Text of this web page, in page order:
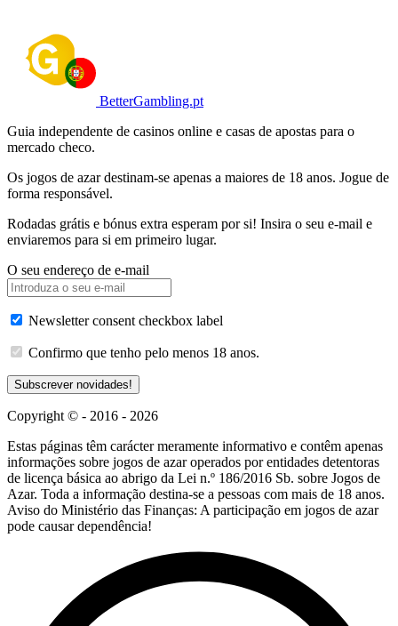
BetterGambling.pt
Guia independente de casinos online e casas de apostas para o
mercado checo.
Os jogos de azar destinam-se apenas a maiores de 18 anos. Jogue de
forma responsável.
Rodadas grátis e bónus extra esperam por si! Insira o seu e‑mail e
enviaremos para si em primeiro lugar.
O seu endereço de e-mail
Newsletter consent checkbox label
Confirmo que tenho pelo menos 18 anos.
Subscrever novidades!
Copyright © - 2016 - 2026
Estas páginas têm carácter meramente informativo e contêm apenas
informações sobre jogos de azar operados por entidades detentoras
de licença básica ao abrigo da Lei n.º 186/2016 Sb. sobre Jogos de
Azar. Toda a informação destina-se a pessoas com mais de 18 anos.
Aviso do Ministério das Finanças: A participação em jogos de azar
pode causar dependência!